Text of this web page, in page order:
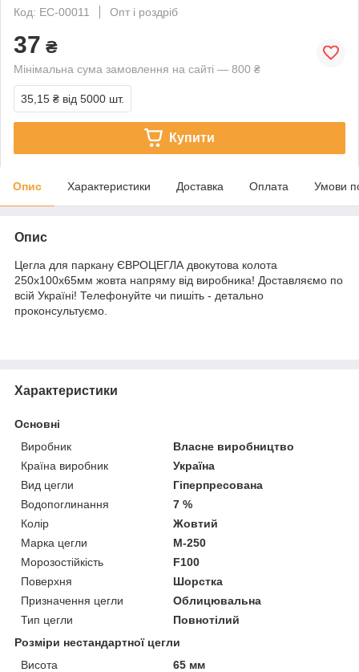
Код: EC-00011
Опт і роздріб
37 ₴
Мінімальна сума замовлення на сайті — 800 ₴
35,15 ₴ від 5000 шт.
Купити
Опис Характеристики Доставка Оплата Умови
Опис
Цегла для паркану ЄВРОЦЕГЛА двокутова колота
250х100х65мм жовта напряму від виробника! Доставляємо по
всій Україні! Телефонуйте чи пишіть - детально
проконсультуємо.
Характеристики
Основні
Виробник
Власне виробництво
Країна виробник
Україна
Вид цегли
Гіперпресована
Водопоглинання
7 %
Колір
Жовтий
Марка цегли
М-250
Морозостійкість
F100
Поверхня
Шорстка
Призначення цегли
Облицювальна
Тип цегли
Повнотілий
Розміри нестандартної цегли
Висота
65 мм